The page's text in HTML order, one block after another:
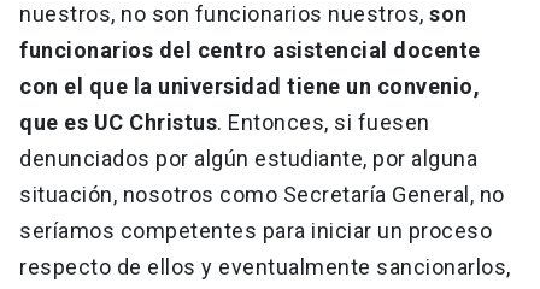
nuestros, no son funcionarios nuestros, son
funcionarios del centro asistencial docente
con el que la universidad tiene un convenio,
que es UC Christus. Entonces, si fuesen
denunciados por algún estudiante, por alguna
situación, nosotros como Secretaría General, no
seríamos competentes para iniciar un proceso
respecto de ellos y eventualmente sancionarlos,